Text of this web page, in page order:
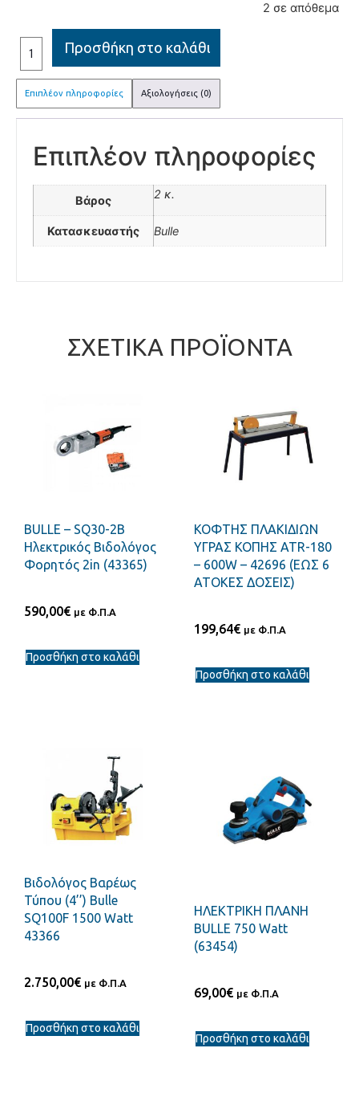
2 σε απόθεμα
Προσθήκη στο καλάθι
Επιπλέον πληροφορίες Αξιολογήσεις (0)
Επιπλέον πληροφορίες
Βάρος 2 κ.
Κατασκευαστής Bulle
ΣΧΕΤΙΚΆ ΠΡΟΪΌΝΤΑ
BULLE – SQ30-2B
Ηλεκτρικός Βιδολόγος
Φορητός 2in (43365)
590,00€ με Φ.Π.Α
Προσθήκη στο καλάθι
ΚΟΦΤΗΣ ΠΛΑΚΙΔΙΩΝ
ΥΓΡΑΣ ΚΟΠΗΣ ΑΤR-180
– 600W – 42696 (ΕΩΣ 6
ΑΤΟΚΕΣ ΔΟΣΕΙΣ)
199,64€ με Φ.Π.Α
Προσθήκη στο καλάθι
Βιδολόγος Βαρέως
Τύπου (4’’) Bulle
SQ100F 1500 Watt
43366
2.750,00€ με Φ.Π.Α
Προσθήκη στο καλάθι
ΗΛΕΚΤΡΙΚΗ ΠΛΑΝΗ
BULLE 750 Watt
(63454)
69,00€ με Φ.Π.Α
Προσθήκη στο καλάθι